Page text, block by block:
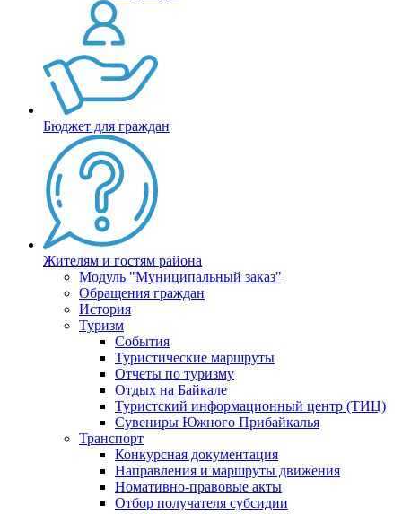
Бюджет для граждан
Жителям и гостям района
Модуль "Муниципальный заказ"
Обращения граждан
История
Туризм
События
Туристические маршруты
Отчеты по туризму
Отдых на Байкале
Туристский информационный центр (ТИЦ)
Сувениры Южного Прибайкалья
Транспорт
Конкурсная документация
Направления и маршруты движения
Номативно-правовые акты
Отбор получателя субсидии